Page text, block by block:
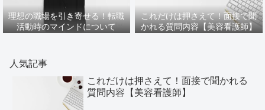
理想の職場を引き寄せる！転職
活動時のマインドについて
これだけは押さえて！面接で聞
かれる質問内容【美容看護師】
人気記事
これだけは押さえて！面接で聞かれる
質問内容【美容看護師】